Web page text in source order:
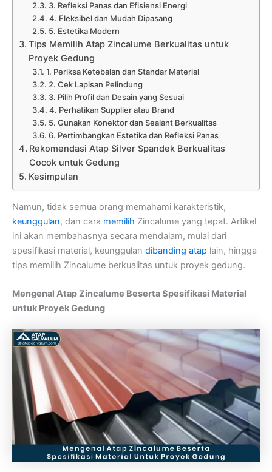
3. Refleksi Panas dan Efisiensi Energi
4. Fleksibel dan Mudah Dipasang
5. Estetika Modern
Tips Memilih Atap Zincalume Berkualitas untuk
Proyek Gedung
1. Periksa Ketebalan dan Standar Material
2. Cek Lapisan Pelindung
3. Pilih Profil dan Desain yang Sesuai
4. Perhatikan Supplier atau Brand
5. Gunakan Konektor dan Sealant Berkualitas
6. Pertimbangkan Estetika dan Refleksi Panas
Rekomendasi Atap Silver Spandek Berkualitas
Cocok untuk Gedung
Kesimpulan
Namun, tidak semua orang memahami karakteristik,
keunggulan, dan cara memilih Zincalume yang tepat. Artikel
ini akan membahasnya secara mendalam, mulai dari
spesifikasi material, keunggulan dibanding atap lain, hingga
tips memilih Zincalume berkualitas untuk proyek gedung.
Mengenal Atap Zincalume Beserta Spesifikasi Material
untuk Proyek Gedung